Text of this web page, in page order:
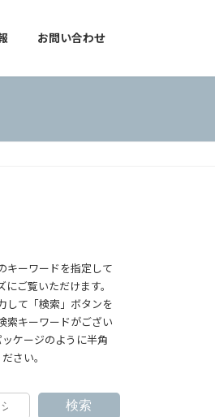
お問い合わせ
キーワードを指定して
ご覧いただけます。
して「検索」ボタンを
索キーワードがござい
ケージのように半角
さい。
検索